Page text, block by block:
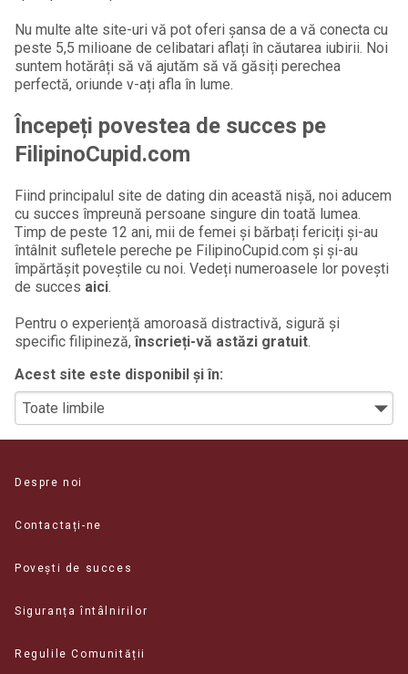
Nu multe alte site-uri vă pot oferi șansa de a vă conecta cu
peste 5,5 milioane de celibatari aflați în căutarea iubirii. Noi
suntem hotărâți să vă ajutăm să vă găsiți perechea
perfectă, oriunde v-ați afla în lume.
Începeți povestea de succes pe
FilipinoCupid.com
Fiind principalul site de dating din această nișă, noi aducem
cu succes împreună persoane singure din toată lumea.
Timp de peste 12 ani, mii de femei și bărbați fericiți și-au
întâlnit sufletele pereche pe FilipinoCupid.com și și-au
împărtășit poveștile cu noi. Vedeți numeroasele lor povești
de succes aici.
Pentru o experiență amoroasă distractivă, sigură și
specific filipineză,înscrieți-vă astăzi gratuit.
Acest site este disponibil și în:
Despre noi
Contactați-ne
Povești de succes
Siguranța întâlnirilor
Regulile Comunității